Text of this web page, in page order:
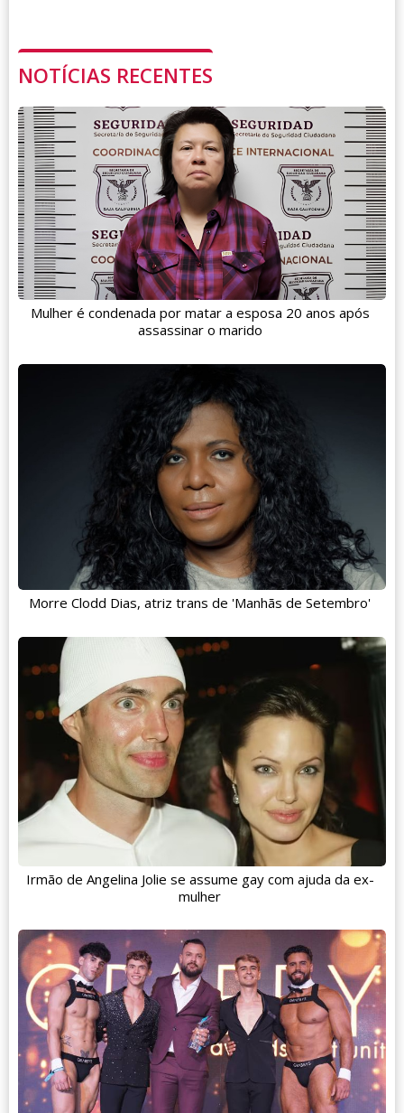
NOTÍCIAS RECENTES
Mulher é condenada por matar a esposa 20 anos após
assassinar o marido
Morre Clodd Dias, atriz trans de 'Manhãs de Setembro'
Irmão de Angelina Jolie se assume gay com ajuda da ex-
mulher